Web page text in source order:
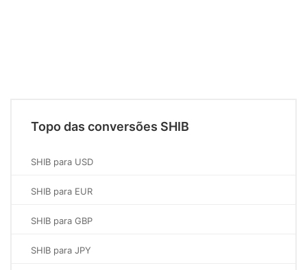
Topo das conversões SHIB
SHIB para USD
SHIB para EUR
SHIB para GBP
SHIB para JPY